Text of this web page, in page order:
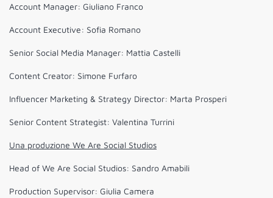
Account Manager: Giuliano Franco
Account Executive: Sofia Romano
Senior Social Media Manager: Mattia Castelli
Content Creator: Simone Furfaro
Influencer Marketing & Strategy Director: Marta Prosperi
Senior Content Strategist: Valentina Turrini
Una produzione We Are Social Studios
Head of We Are Social Studios: Sandro Amabili
Production Supervisor: Giulia Camera